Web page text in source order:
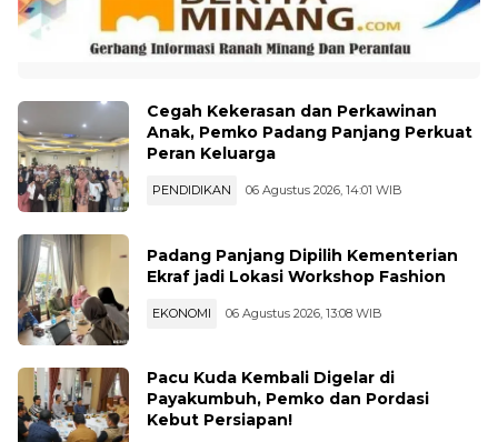
Cegah Kekerasan dan Perkawinan
Anak, Pemko Padang Panjang Perkuat
Peran Keluarga
PENDIDIKAN 06 Agustus 2026, 14:01 WIB
Padang Panjang Dipilih Kementerian
Ekraf jadi Lokasi Workshop Fashion
EKONOMI 06 Agustus 2026, 13:08 WIB
Pacu Kuda Kembali Digelar di
Payakumbuh, Pemko dan Pordasi
Kebut Persiapan!